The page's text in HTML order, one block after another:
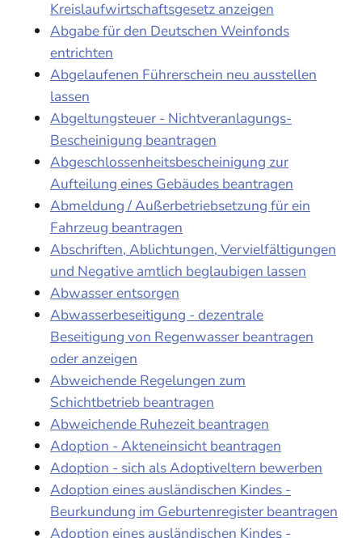
Kreislaufwirtschaftsgesetz anzeigen
Abgabe für den Deutschen Weinfonds
entrichten
Abgelaufenen Führerschein neu ausstellen
lassen
Abgeltungsteuer - Nichtveranlagungs-
Bescheinigung beantragen
Abgeschlossenheitsbescheinigung zur
Aufteilung eines Gebäudes beantragen
Abmeldung / Außerbetriebsetzung für ein
Fahrzeug beantragen
Abschriften, Ablichtungen, Vervielfältigungen
und Negative amtlich beglaubigen lassen
Abwasser entsorgen
Abwasserbeseitigung - dezentrale
Beseitigung von Regenwasser beantragen
oder anzeigen
Abweichende Regelungen zum
Schichtbetrieb beantragen
Abweichende Ruhezeit beantragen
Adoption - Akteneinsicht beantragen
Adoption - sich als Adoptiveltern bewerben
Adoption eines ausländischen Kindes -
Beurkundung im Geburtenregister beantragen
Adoption eines ausländischen Kindes -